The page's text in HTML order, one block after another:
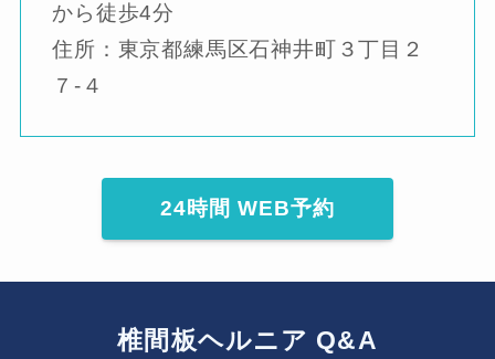
から徒歩4分
住所：東京都練馬区石神井町３丁目２
７-４
24時間 WEB予約
椎間板ヘルニア Q&A